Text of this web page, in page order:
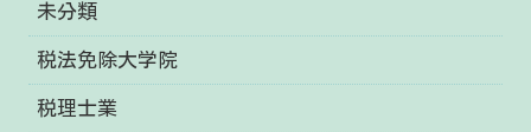
未分類
税法免除大学院
税理士業